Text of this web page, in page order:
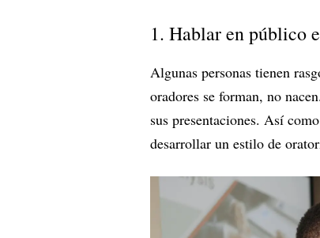
1. Hablar en público
Algunas personas tienen
oradores se forman, no
sus presentaciones. Así
desarrollar un estilo de